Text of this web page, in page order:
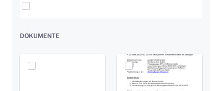
Elemente auswählen
DOKUMENTE